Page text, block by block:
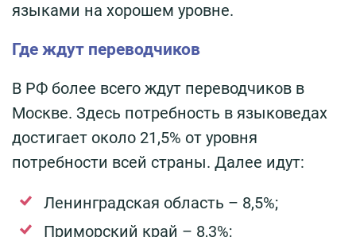
языками на хорошем уровне.
Где ждут переводчиков
В РФ более всего ждут переводчиков в
Москве. Здесь потребность в языковедах
достигает около 21,5% от уровня
потребности всей страны. Далее идут:
Ленинградская область – 8,5%;
Приморский край – 8,3%;